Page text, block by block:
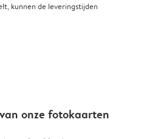
kunnen de leveringstijden
onze fotokaarten